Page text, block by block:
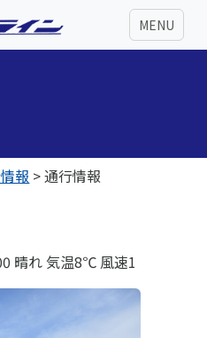
MENU
報 >通行情報
晴れ 気温8℃ 風速1